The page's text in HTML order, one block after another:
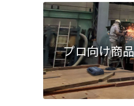
プロ向け商品